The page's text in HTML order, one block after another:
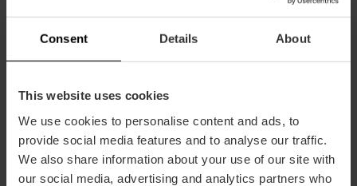
Consent Details About
This website uses cookies
We use cookies to personalise content and ads, to
provide social media features and to analyse our traffic.
We also share information about your use of our site with
our social media, advertising and analytics partners who
Cómo llegar